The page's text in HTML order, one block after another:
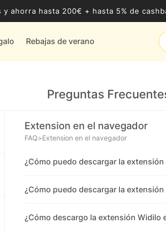
y ahorra hasta 200€ + hasta 5% de
Rebajas de verano
Preguntas
Extension en el navegador
FAQ>Extension en el navegador
¿Cómo puedo descargar la
¿Cómo puedo descargar la
¿Cómo descargo la extensión Widilo